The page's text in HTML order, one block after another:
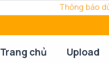
Thông báo
Trang chủ Upload